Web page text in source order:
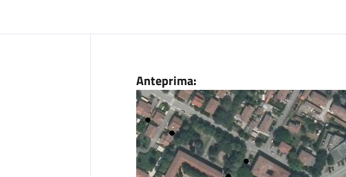
Dati
Anteprima: